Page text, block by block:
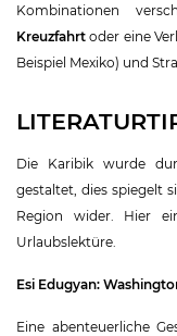
Kombinationen
Kreuzfahrt oder eine
Beispiel Mexiko) und
Die Karibik wurde
gestaltet, dies spiegelt
Region wider. Hier
Urlaubslektüre.
Esi Edugyan:
Eine abenteuerliche